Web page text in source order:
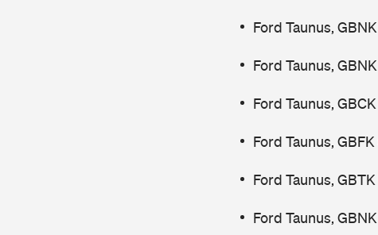
Ford Taunus,
Ford Taunus,
Ford Taunus,
Ford Taunus,
Ford Taunus,
Ford Taunus,